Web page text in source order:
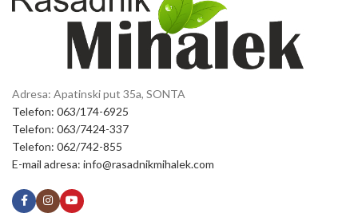
Adresa: Apatinski put 35a, SONTA
Telefon: 063/174-6925
Telefon: 063/7424-337
Telefon: 062/742-855
E-mail adresa: info@rasadnikmihalek.com